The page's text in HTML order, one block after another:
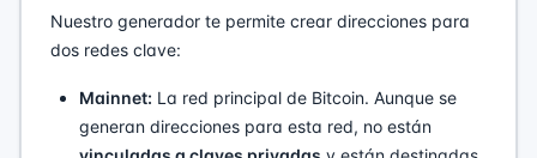
Nuestro generador te permite crear direcciones para
dos redes clave:
Mainnet: La red principal de Bitcoin. Aunque se
generan direcciones para esta red, no están